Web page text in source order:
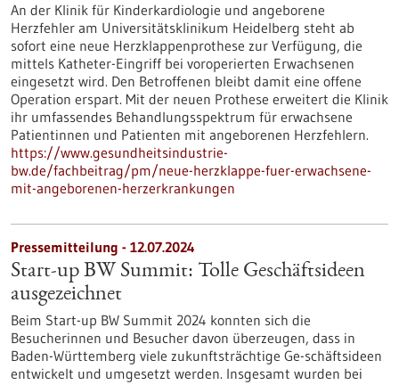
An der Klinik für Kinderkardiologie und angeborene
Herzfehler am Universitätsklinikum Heidelberg steht ab
sofort eine neue Herzklappenprothese zur Verfügung, die
mittels Katheter-Eingriff bei voroperierten Erwachsenen
eingesetzt wird. Den Betroffenen bleibt damit eine offene
Operation erspart. Mit der neuen Prothese erweitert die Klinik
ihr umfassendes Behandlungsspektrum für erwachsene
Patientinnen und Patienten mit angeborenen Herzfehlern.
https://www.gesundheitsindustrie-
bw.de/fachbeitrag/pm/neue-herzklappe-fuer-erwachsene-
mit-angeborenen-herzerkrankungen
Pressemitteilung - 12.07.2024
Start-up BW Summit: Tolle Geschäftsideen
ausgezeichnet
Beim Start-up BW Summit 2024 konnten sich die
Besucherinnen und Besucher davon überzeugen, dass in
Baden-Württemberg viele zukunftsträchtige Ge-schäftsideen
entwickelt und umgesetzt werden. Insgesamt wurden bei